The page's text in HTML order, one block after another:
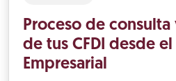
Proceso de consulta
de tus CFDI desde
Empresarial